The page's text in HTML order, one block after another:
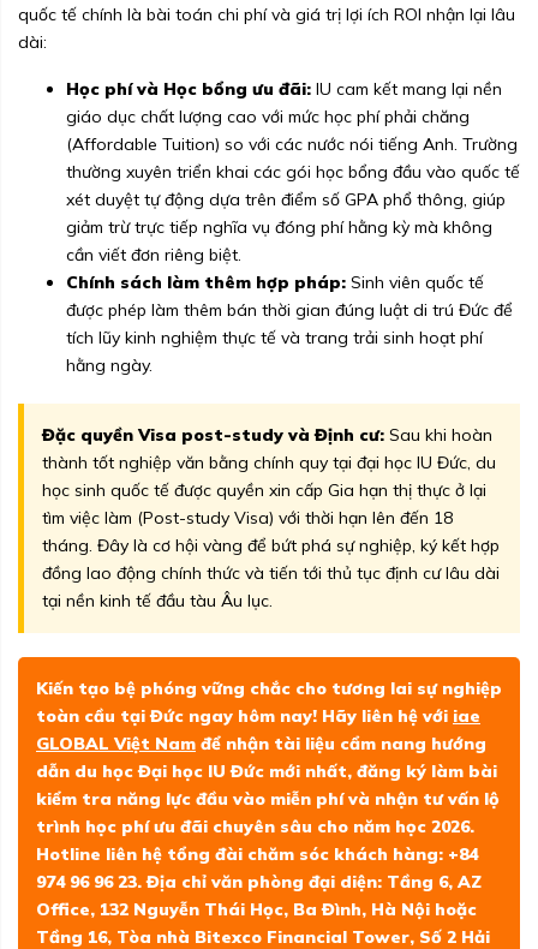
quốc tế chính là bài toán chi phí và giá trị lợi ích ROI nhận lại lâu
dài:
Học phí và Học bổng ưu đãi: IU cam kết mang lại nền
giáo dục chất lượng cao với mức học phí phải chăng
(Affordable Tuition) so với các nước nói tiếng Anh. Trường
thường xuyên triển khai các gói học bổng đầu vào quốc tế
xét duyệt tự động dựa trên điểm số GPA phổ thông, giúp
giảm trừ trực tiếp nghĩa vụ đóng phí hằng kỳ mà không
cần viết đơn riêng biệt.
Chính sách làm thêm hợp pháp: Sinh viên quốc tế
được phép làm thêm bán thời gian đúng luật di trú Đức để
tích lũy kinh nghiệm thực tế và trang trải sinh hoạt phí
hằng ngày.
Đặc quyền Visa post-study và Định cư: Sau khi hoàn
thành tốt nghiệp văn bằng chính quy tại đại học IU Đức, du
học sinh quốc tế được quyền xin cấp Gia hạn thị thực ở lại
tìm việc làm (Post-study Visa) với thời hạn lên đến 18
tháng. Đây là cơ hội vàng để bứt phá sự nghiệp, ký kết hợp
đồng lao động chính thức và tiến tới thủ tục định cư lâu dài
tại nền kinh tế đầu tàu Âu lục.
Kiến tạo bệ phóng vững chắc cho tương lai sự nghiệp
toàn cầu tại Đức ngay hôm nay! Hãy liên hệ với iae
GLOBAL Việt Nam để nhận tài liệu cẩm nang hướng
dẫn du học Đại học IU Đức mới nhất, đăng ký làm bài
kiểm tra năng lực đầu vào miễn phí và nhận tư vấn lộ
trình học phí ưu đãi chuyên sâu cho năm học 2026.
Hotline liên hệ tổng đài chăm sóc khách hàng: +84
974 96 96 23. Địa chỉ văn phòng đại diện: Tầng 6, AZ
Office, 132 Nguyễn Thái Học, Ba Đình, Hà Nội hoặc
Tầng 16, Tòa nhà Bitexco Financial Tower, Số 2 Hải